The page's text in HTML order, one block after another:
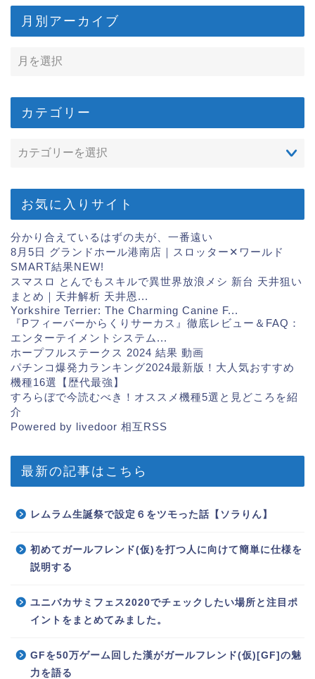
月別アーカイブ
カテゴリー
お気に入りサイト
分かり合えているはずの夫が、一番遠い
8月5日 グランドホール港南店｜スロッター✕ワールド
SMART結果NEW!
スマスロ とんでもスキルで異世界放浪メシ 新台 天井狙い
まとめ｜天井解析 天井恩...
Yorkshire Terrier: The Charming Canine F...
『Pフィーバーからくりサーカス』徹底レビュー＆FAQ：
エンターテイメントシステム...
ホープフルステークス 2024 結果 動画
パチンコ爆発力ランキング2024最新版！大人気おすすめ
機種16選【歴代最強】
すろらぼで今読むべき！オススメ機種5選と見どころを紹
介
Powered by livedoor 相互RSS
最新の記事はこちら
レムラム生誕祭で設定６をツモった話【ソラりん】
初めてガールフレンド(仮)を打つ人に向けて簡単に仕様を
説明する
ユニバカサミフェス2020でチェックしたい場所と注目ポ
イントをまとめてみました。
GFを50万ゲーム回した漢がガールフレンド(仮)[GF]の魅
力を語る